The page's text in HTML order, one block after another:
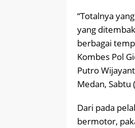
“Totalnya
yang
berbagai
Kombes Pol
Putro
Medan,
Dari pada
bermotor,